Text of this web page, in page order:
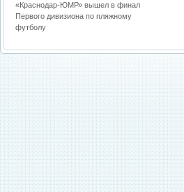
«Краснодар-ЮМР» вышел в финал
Первого дивизиона по пляжному
футболу